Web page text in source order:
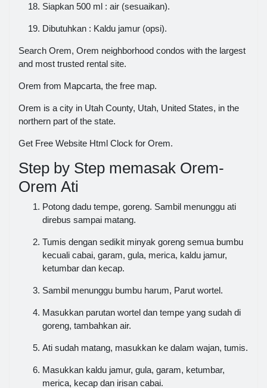
Siapkan 500 ml : air (sesuaikan).
Dibutuhkan : Kaldu jamur (opsi).
Search Orem, Orem neighborhood condos with the largest
and most trusted rental site.
Orem from Mapcarta, the free map.
Orem is a city in Utah County, Utah, United States, in the
northern part of the state.
Get Free Website Html Clock for Orem.
Step by Step memasak Orem-
Orem Ati
Potong dadu tempe, goreng. Sambil menunggu ati
direbus sampai matang.
Tumis dengan sedikit minyak goreng semua bumbu
kecuali cabai, garam, gula, merica, kaldu jamur,
ketumbar dan kecap.
Sambil menunggu bumbu harum, Parut wortel.
Masukkan parutan wortel dan tempe yang sudah di
goreng, tambahkan air.
Ati sudah matang, masukkan ke dalam wajan, tumis.
Masukkan kaldu jamur, gula, garam, ketumbar,
merica, kecap dan irisan cabai.